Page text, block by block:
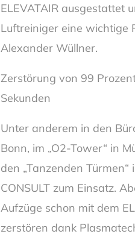
ELEVATAIR ausgestattet
Luftreiniger eine wichtige
Alexander Wüllner.
Zerstörung von 99
Sekunden
Unter anderem in den
Bonn, im „O2-Tower“ in
den „Tanzenden
CONSULT zum Einsatz.
Aufzüge schon mit dem
zerstören dank